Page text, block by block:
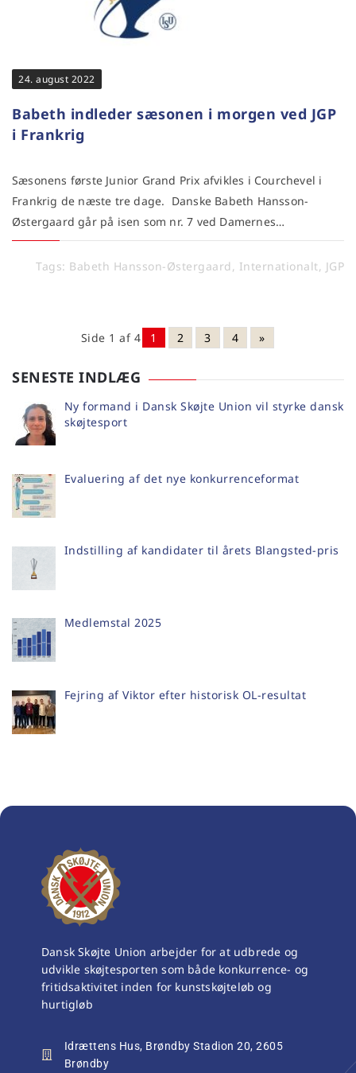
24. august 2022
Babeth indleder sæsonen i morgen ved JGP
i Frankrig
Sæsonens første Junior Grand Prix afvikles i Courchevel i
Frankrig de næste tre dage. Danske Babeth Hansson-
Østergaard går på isen som nr. 7 ved Damernes…
Tags: Babeth Hansson-Østergaard , Internationalt, JGP
Side 1 af 4 1 2 3 4 »
SENESTE INDLÆG
Ny formand i Dansk Skøjte Union vil styrke dansk
skøjtesport
Evaluering af det nye konkurrenceformat
Indstilling af kandidater til årets Blangsted-pris
Medlemstal 2025
Fejring af Viktor efter historisk OL-resultat
Dansk Skøjte Union arbejder for at udbrede og
udvikle skøjtesporten som både konkurrence- og
fritidsaktivitet inden for kunstskøjteløb og
hurtigløb
Idrættens Hus, Brøndby Stadion 20, 2605
Brøndby